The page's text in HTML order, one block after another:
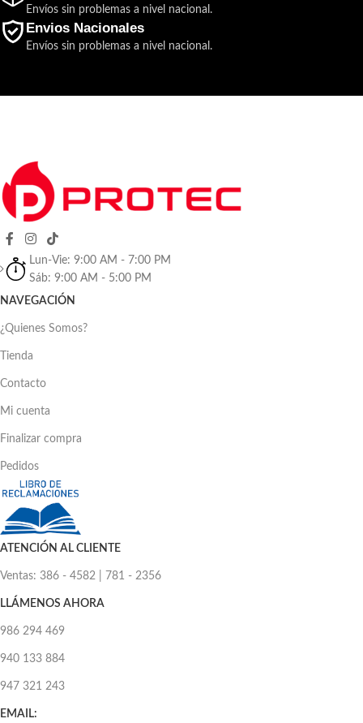
Envíos sin problemas a nivel nacional.
Envios Nacionales
Envíos sin problemas a nivel nacional.
Lun-Vie: 9:00 AM - 7:00 PM
Sáb: 9:00 AM - 5:00 PM
NAVEGACIÓN
¿Quienes Somos?
Tienda
Contacto
Mi cuenta
Finalizar compra
Pedidos
ATENCIÓN AL CLIENTE
Ventas: 386 - 4582 | 781 - 2356
LLÁMENOS AHORA
986 294 469
940 133 884
947 321 243
EMAIL: